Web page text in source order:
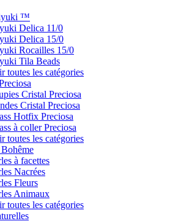
™
Delica 11/0
Delica 15/0
Rocailles 15/0
Tila Beads
toutes les catégories
Cristal Preciosa
Cristal Preciosa
Hotfix Preciosa
à coller Preciosa
toutes les catégories
à facettes
Nacrées
Fleurs
Animaux
toutes les catégories